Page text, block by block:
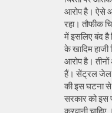
आरोप है। ऐसे
रहा। तौफीक
में इसलिए बंद है
के खादिम
आरोप है।
हैं। सेंट्रल जेल से
की इस घटना से
सरकार को इस